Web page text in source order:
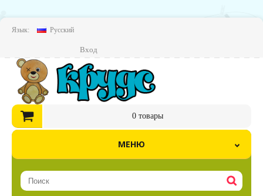
Язык: Русский
Вход
0товары
МЕНЮ